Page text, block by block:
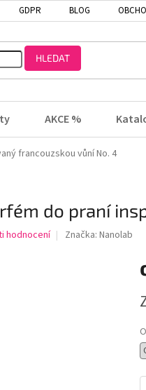
GDPR BLOG
HLEDAT
AKCE %
francouzskou vůní No. 4
do praní
hodnocení Značka: Nanolab